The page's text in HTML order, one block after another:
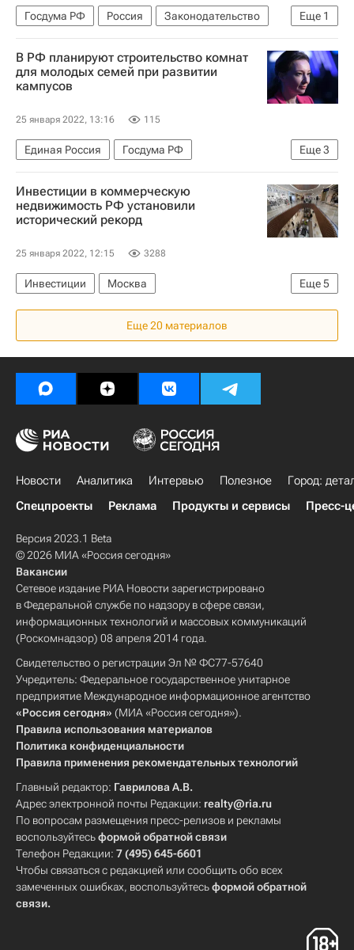
Еще 1
Госдума РФ Россия
Законодательство
Приватизация
В РФ планируют строительство комнат
для молодых семей при развитии
кампусов
25 января 2022, 13:16 115
Еще3
Единая Россия
Госдума РФ
Анна Кузнецова
Жилье Россия
Инвестиции в коммерческую
недвижимость РФ установили
исторический рекорд
25 января 2022, 12:15 3288
Еще5
Инвестиции
Москва
NF Group (ранее Knight Frank Russia)
Коммерческая недвижимость
Sminex
Россия
Еще 20 материалов
Новости Аналитика Интервью Полезное
Город:
Спецпроекты
Реклама Продукты и сервисы Пресс-
Версия 2023.1 Beta
© 2026 МИА «Россия сегодня»
Вакансии
Сетевое издание РИА Новости зарегистрировано
в Федеральной службе по надзору в сфере связи,
информационных технологий и массовых коммуникаций
(Роскомнадзор) 08 апреля 2014 года.
Свидетельство о регистрации Эл № ФС77-57640
Учредитель: Федеральное государственное унитарное
предприятие Международное информационное агентство
«Россия сегодня» (МИА «Россия сегодня»).
Правила использования материалов
Политика конфиденциальности
Правила применения рекомендательных технологий
Главный редактор: Гаврилова А.В.
Адрес электронной почты Редакции: realty@ria.ru
По вопросам размещения пресс-релизов и рекламы
воспользуйтесьформой обратной связи
Телефон Редакции: 7 (495) 645-6601
Чтобы связаться с редакцией или сообщить обо всех
замеченных ошибках, воспользуйтесьформой обратной
связи.